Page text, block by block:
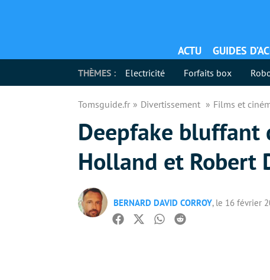
ACTU GUIDES
THÈMES : Electricité Forfaits box
Tomsguide.fr Divertissement Films et
Deepfake bluffant
Holland et Robert
BERNARD DAVID CORROY, le 16 février
Facebook
TwitterWhatsapp
Reddit